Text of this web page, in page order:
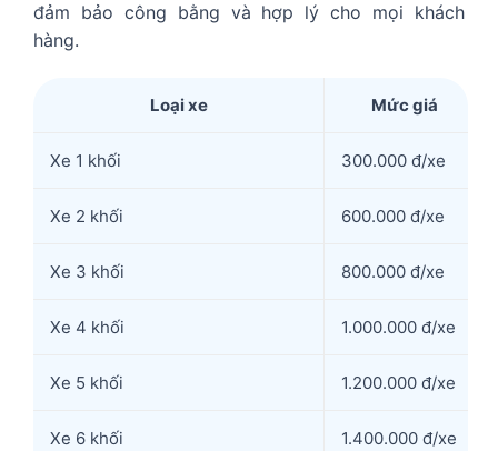
đảm bảo công bằng và hợp lý cho mọi khách
hàng.
Loại xe Mức giá
Xe 1 khối 300.000 đ/xe
Xe 2 khối 600.000 đ/xe
Xe 3 khối 800.000 đ/xe
Xe 4 khối 1.000.000 đ/xe
Xe 5 khối 1.200.000 đ/xe
Xe 6 khối 1.400.000 đ/xe